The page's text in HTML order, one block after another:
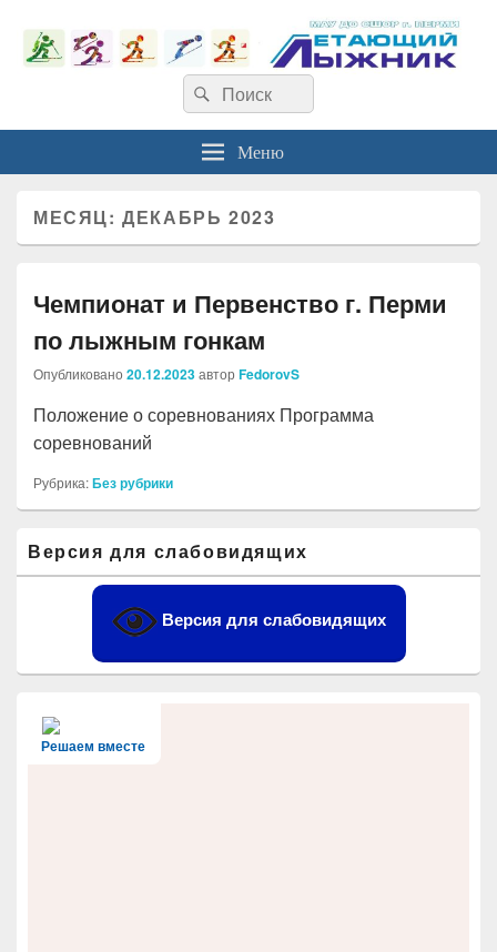
Найти:Поиск
Меню
МЕСЯЦ:ДЕКАБРЬ 2023
Чемпионат и Первенство г. Перми
по лыжным гонкам
Опубликовано 20.12.2023автор FedorovS
Положение о соревнованиях Программа
соревнований
Рубрика:Без рубрики
основной
боковой
Версия для слабовидящих
Версия для слабовидящих
Решаем вместе